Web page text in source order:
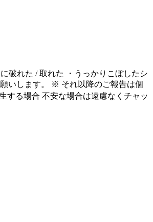
破れた / 取れた ・うっかりこぼしたシ
いします。
※ それ以降のご報告は個
する場合 不安な場合は遠慮なくチャッ